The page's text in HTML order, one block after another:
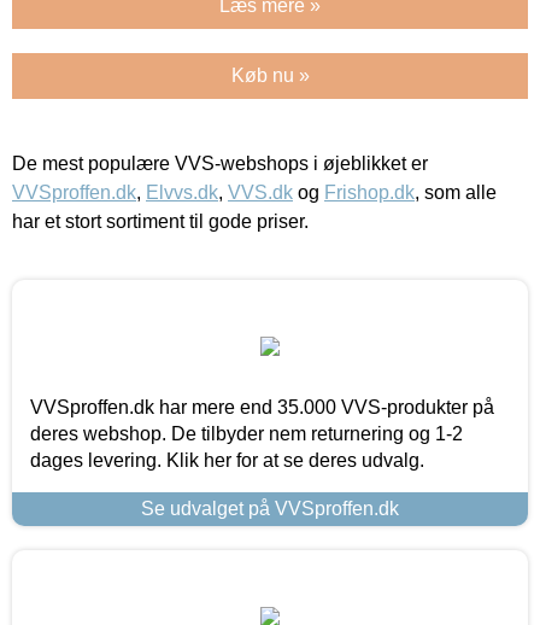
Læs mere »
Køb nu »
De mest populære VVS-webshops i øjeblikket er
VVSproffen.dk, Elvvs.dk, VVS.dk og Frishop.dk, som alle
har et stort sortiment til gode priser.
VVSproffen.dk har mere end 35.000 VVS-produkter på
deres webshop. De tilbyder nem returnering og 1-2
dages levering. Klik her for at se deres udvalg.
Se udvalget på VVSproffen.dk